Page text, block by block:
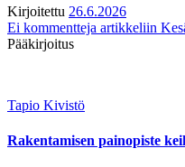
Kirjoitettu 26.6.2026
Ei kommentteja artikkeliin
Pääkirjoitus
Tapio Kivistö
Rakentamisen painopiste